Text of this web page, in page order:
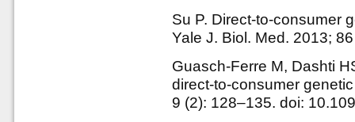
Su P. Direct-to-consumer
Yale J. Biol. Med. 2013;
Guasch-Ferre M, Dashti
direct-to-consumer
9 (2): 128–135. doi: